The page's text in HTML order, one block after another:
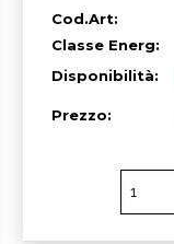
Cod.Art:
Classe Energ:
Disponibilità:
Prezzo: